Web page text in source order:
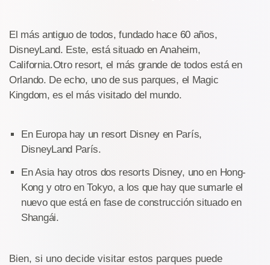
El más antiguo de todos, fundado hace 60 años,
DisneyLand. Este, está situado en Anaheim,
California.Otro resort, el más grande de todos está en
Orlando. De echo, uno de sus parques, el Magic
Kingdom, es el más visitado del mundo.
En Europa hay un resort Disney en París,
DisneyLand París.
En Asia hay otros dos resorts Disney, uno en Hong-
Kong y otro en Tokyo, a los que hay que sumarle el
nuevo que está en fase de construcción situado en
Shangái.
Bien, si uno decide visitar estos parques puede